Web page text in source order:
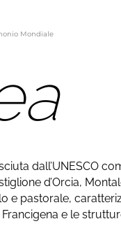
Mondiale
dall’UNESCO
d’Orcia,
e pastorale,
Francigena e le